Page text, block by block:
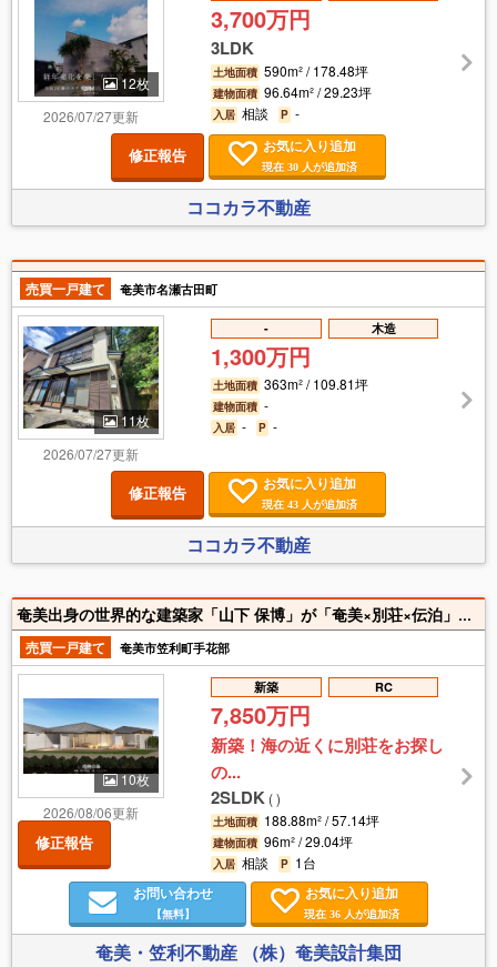
12枚
2026/07/27更新
3,700万円
3LDK
土地面積 590m² / 178.48坪
建物面積 96.64m² / 29.23坪
入居 相談P -
修正報告 お気に入り追加
現在 30 人が追加済
ココカラ不動産
売買一戸建て 奄美市名瀬古田町
11枚
2026/07/27更新
- 木造
1,300万円
土地面積 363m² / 109.81坪
建物面積 -
入居 -P -
修正報告 お気に入り追加
現在 43 人が追加済
ココカラ不動産
奄美出身の世界的な建築家「山下 保博」が「奄美×別荘×伝泊」をコンセプトに奄美群島最北限の希少な手花部マングローブ（奄美市指定文化財・天然記念物）と青い海に挟まれた好立地に別荘を設計。奄美の動植物を目の前に感じることができる唯一無二の別荘。別荘として使わない時はブライベートヴィラとして宿泊運営を全面的にサポート。サポートは奄美大島で人気のヴィラ「伝泊 The Beachfront MIJORA」を運営する「伝泊スタッフ」が全面サポートする安心の体制。清掃が行き届いた状態で別荘使用ができ、お留守の間は清掃と建物管理ならびに宿泊業の運営を「伝泊」に丸投げした各種経費を除いて算出した想定利回りは「7.86％」。詳細は面前もしくはリモートMTGにてご説明させていただきます。建物はマングローブに面し、海までは10M。また、スーパー、ホームセンター、飲食店、郵便局、病院がある赤木名地区までは車で3分
売買一戸建て
奄美市笠利町手花部
10枚
2026/08/06更新
修正報告
新築 RC
7,850万円
新築！海の近くに別荘をお探し
の...
2SLDK ()
土地面積 188.88m² / 57.14坪
建物面積 96m² / 29.04坪
入居 相談P 1台
お問い合わせ
【無料】
お気に入り追加
現在 36 人が追加済
奄美・笠利不動産 （株）奄美設計集団